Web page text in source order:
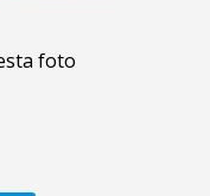
foto